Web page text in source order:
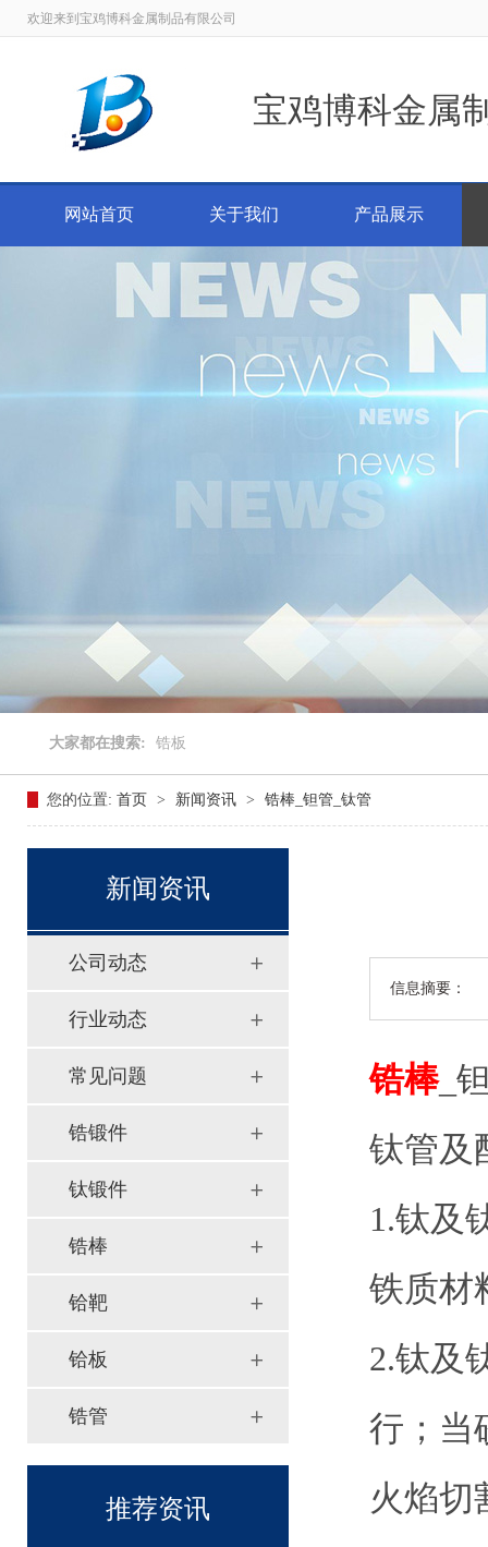
欢迎来到宝鸡博科金属制品有限公司
宝鸡博科金属
网站首页 关于我们 产品展示
大家都在搜索: 锆板
您的位置: 首页 > 新闻资讯 > 锆棒_钽管_钛管
信息摘要：
锆棒_
钛管及
1.钛及
铁质材
2.钛及
行；当
火焰切
新闻资讯
公司动态
行业动态
常见问题
锆锻件
钛锻件
锆棒
铪靶
铪板
锆管
推荐资讯